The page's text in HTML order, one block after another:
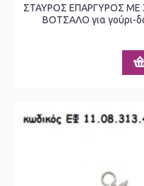
ΣΤΑΥΡΟΣ ΕΠΑΡΓΥΡΟΣ ΜΕ
ΒΟΤΣΑΛΟ για γούρι-